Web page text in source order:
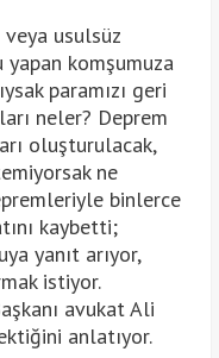
veya usulsüz
yapan komşumuza
paramızı geri
neler? Deprem
oluşturulacak,
ne
binlerce
kaybetti;
yanıt arıyor,
istiyor.
avukat Ali
anlatıyor.